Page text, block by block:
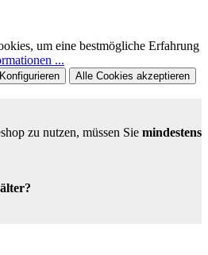
um eine bestmögliche Erfahrung
...
Konfigurieren Alle Cookies akzeptieren
zu nutzen, müssen Sie mindestens